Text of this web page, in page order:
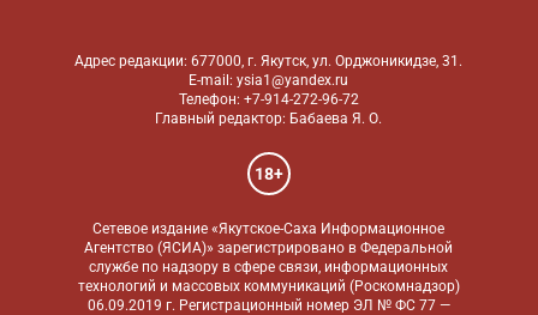
Адрес редакции: 677000, г. Якутск, ул. Орджоникидзе, 31.
E-mail: ysia1@yandex.ru
Телефон: +7-914-272-96-72
Главный редактор: Бабаева Я. О.
18+
Сетевое издание «Якутское-Саха Информационное
Агентство (ЯСИА)» зарегистрировано в Федеральной
службе по надзору в сфере связи, информационных
технологий и массовых коммуникаций (Роскомнадзор)
06.09.2019 г. Регистрационный номер ЭЛ № ФС 77 —